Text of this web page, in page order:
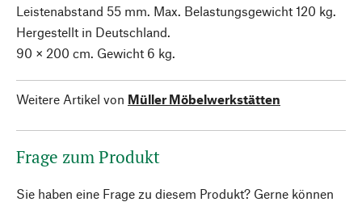
Leistenabstand 55 mm. Max. Belastungsgewicht 120 kg.
Hergestellt in Deutschland.
90 × 200 cm. Gewicht 6 kg.
Weitere Artikel von Müller Möbelwerkstätten
Frage zum Produkt
Sie haben eine Frage zu diesem Produkt? Gerne können